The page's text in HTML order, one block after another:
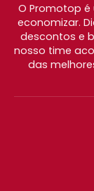
O Promotop
economizar.
descontos e
nosso time
das